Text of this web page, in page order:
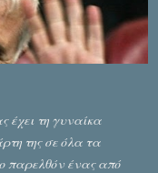
έχει τη γυναίκα
της σε όλα τα
παρελθόν ένας από